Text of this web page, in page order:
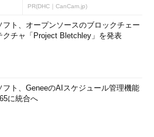
PR(DHC｜CanCam.jp)
フト、オープンソースのブロックチェー
クチャ「Project Bletchley」を発表
フト、GeneeのAIスケジュール管理機能
に統合へ